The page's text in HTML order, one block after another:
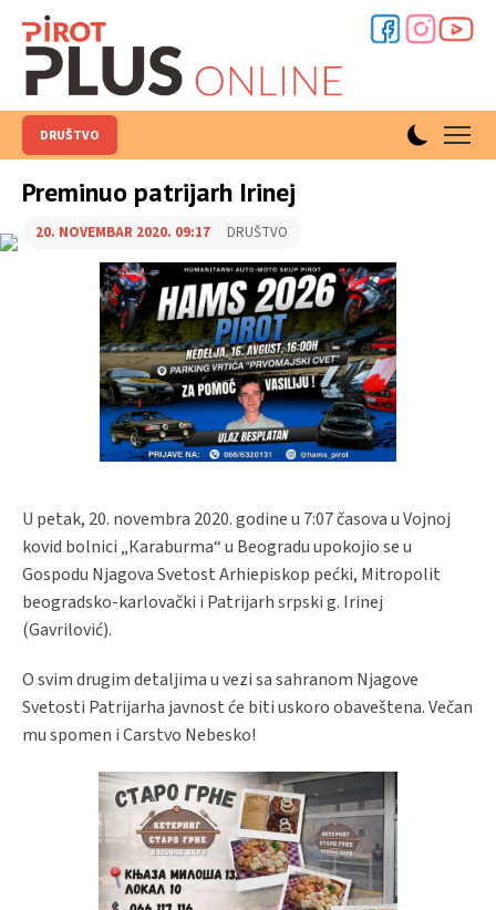
DRUŠTVO
Preminuo patrijarh Irinej
20. NOVEMBAR 2020. 09:17 DRUŠTVO
U petak, 20. novembra 2020. godine u 7:07 časova u Vojnoj
kovid bolnici „Кaraburma“ u Beogradu upokojio se u
Gospodu Njagova Svetost Arhiepiskop pećki, Mitropolit
beogradsko-karlovački i Patrijarh srpski g. Irinej
(Gavrilović).
O svim drugim detaljima u vezi sa sahranom Njagove
Svetosti Patrijarha javnost će biti uskoro obaveštena. Večan
mu spomen i Carstvo Nebesko!